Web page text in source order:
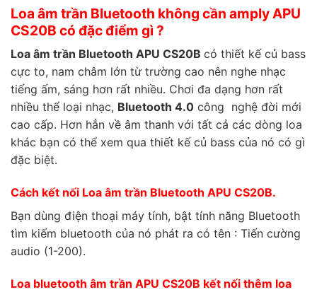
Loa âm trần Bluetooth không cần amply APU
CS20B có đặc điểm gì ?
Loa âm trần Bluetooth APU CS20B có thiết kế củ bass
cực to, nam châm lớn từ trường cao nên nghe nhạc
tiếng ấm, sáng hơn rất nhiều. Chơi đa dạng hơn rất
nhiều thể loại nhạc, Bluetooth 4.0 công nghệ đời mới
cao cấp. Hơn hẳn về âm thanh với tất cả các dòng loa
khác bạn có thể xem qua thiết kế củ bass của nó có gì
đặc biệt.
Cách kết nối Loa âm trần Bluetooth APU CS20B.
Bạn dùng điện thoại máy tính, bật tính năng Bluetooth
tìm kiếm bluetooth của nó phát ra có tên : Tiến cường
audio (1-200).
Loa bluetooth âm trần APU CS20B kết nối thêm loa